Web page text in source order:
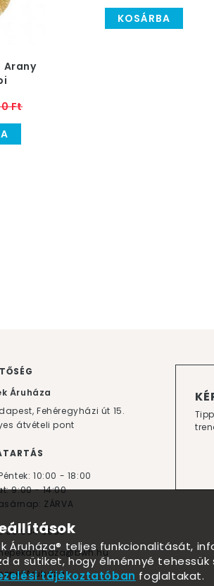
Arany
Ft
KOSÁRBA
Áruháza
Fehéregyházi út 15.
átvételi pont
10:00 - 18:00
9:00 - 14:00
ZÁRVA
30 984 6955
Áruháza® teljes funkcionalitását,
a sütiket, hogy élménnyé tehessük
tájékoztatóban foglaltakat.